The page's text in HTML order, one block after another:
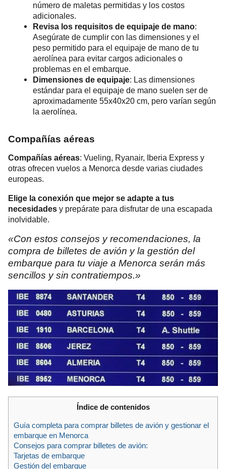
número de maletas permitidas y los costos
adicionales.
Revisa los requisitos de equipaje de mano:
Asegúrate de cumplir con las dimensiones y el
peso permitido para el equipaje de mano de tu
aerolínea para evitar cargos adicionales o
problemas en el embarque.
Dimensiones de equipaje: Las dimensiones
estándar para el equipaje de mano suelen ser de
aproximadamente 55x40x20 cm, pero varían según
la aerolínea.
Compañías aéreas
Compañías aéreas: Vueling, Ryanair, Iberia Express y
otras ofrecen vuelos a Menorca desde varias ciudades
europeas.
Elige la conexión que mejor se adapte a tus
necesidades y prepárate para disfrutar de una escapada
inolvidable.
«Con estos consejos y recomendaciones, la
compra de billetes de avión y la gestión del
embarque para tu viaje a Menorca serán más
sencillos y sin contratiempos.»
Índice de contenidos
Guía completa para comprar billetes de avión y gestionar el
embarque en Menorca
Consejos para comprar billetes de avión:
Tarjetas de embarque
Gestión del embarque